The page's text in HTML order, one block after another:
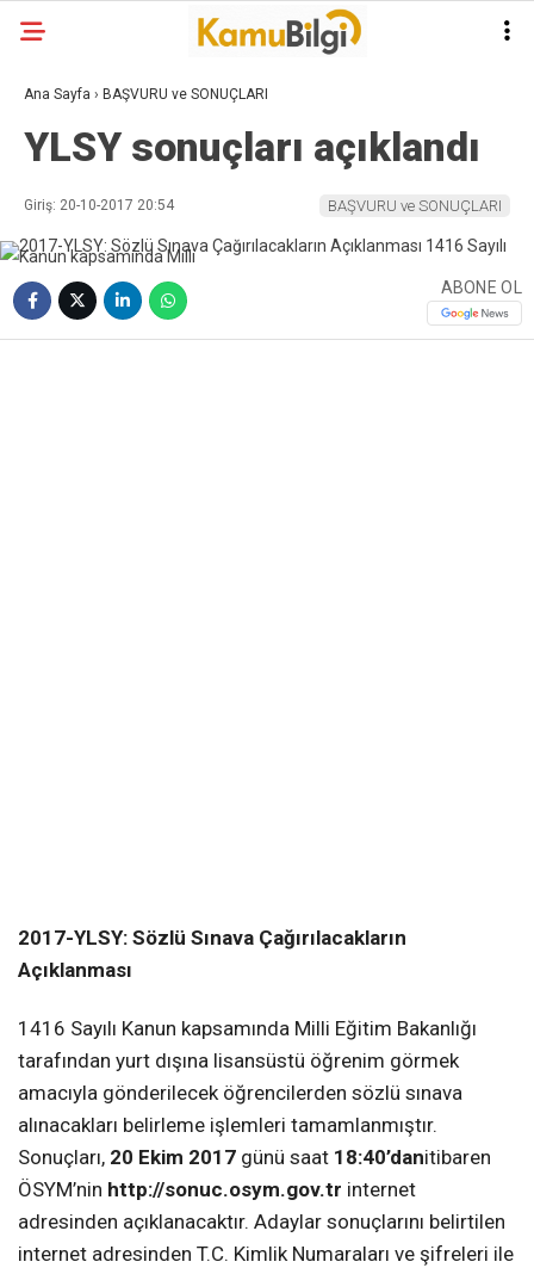
Ana Sayfa › BAŞVURU ve SONUÇLARI
YLSY sonuçları açıklandı
Giriş: 20-10-2017 20:54 BAŞVURU ve SONUÇLARI
ABONE OL
2017-YLSY: Sözlü Sınava Çağırılacakların
Açıklanması
1416 Sayılı Kanun kapsamında Milli Eğitim Bakanlığı
tarafından yurt dışına lisansüstü öğrenim görmek
amacıyla gönderilecek öğrencilerden sözlü sınava
alınacakları belirleme işlemleri tamamlanmıştır.
Sonuçları, 20 Ekim 2017 günü saat 18:40’danitibaren
ÖSYM’nin http://sonuc.osym.gov.tr internet
adresinden açıklanacaktır. Adaylar sonuçlarını belirtilen
internet adresinden T.C. Kimlik Numaraları ve şifreleri ile